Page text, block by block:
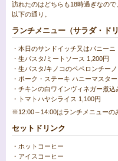
訪れたのはどちらも18時過ぎなの
以下の通り。
ランチメニュー（サラダ・ド
・本日のサンドイッチ又はパニー
・生パスタ/ミートソース 1,200円
・生パスタ/キノコのペペロンチー
・ポーク・ステーキ ハニーマスタ
・チキンの白ワインヴィネガー煮込
・トマトハヤシライス 1,100円
※12:00～14:00はランチメニューの
セットドリンク
・ホットコーヒー
・アイスコーヒー